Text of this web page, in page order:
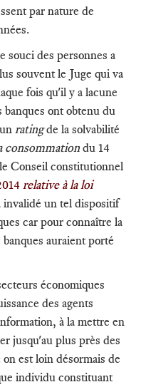
par nature de
souci des personnes a
souvent le Juge qui va
fois qu'il y a lacune
ont obtenu du
ratingde la solvabilité
consommation du 14
Conseil constitutionnel
relative à la loi
invalidé un tel dispositif
car pour connaître la
auraient porté
économiques
des agents
à la mettre en
jusqu'au plus près des
est loin désormais de
individu constituant